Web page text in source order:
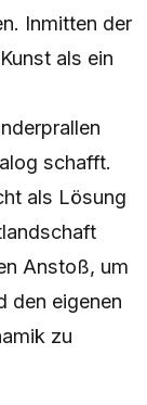
Inmitten der
als ein
schafft.
als Lösung
Anstoß, um
den eigenen
zu